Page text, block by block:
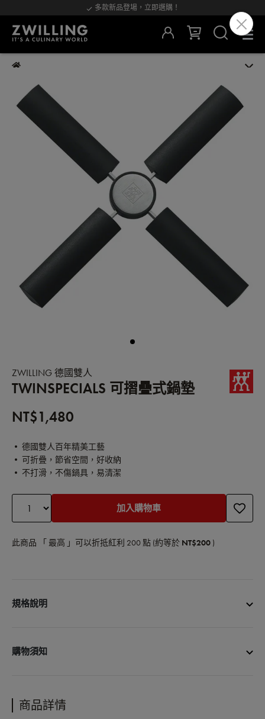
多款新品登場，立即選購！
ZWILLING 德國雙人
TWINSPECIALS 可摺疊式鍋墊
NT$1,480
• 德國雙人百年精美工藝
• 可折疊，節省空間，好收納
• 不打滑，不傷鍋具，易清潔
加入購物車
此商品 「 最高 」可以折抵紅利 200點 (約等於 NT$200 )
規格說明
商品尺寸：展開直徑 22cm、收納後長度10.5cm
購物須知
• 更多購物資訊，請參閱以下說明
購物說明
商品詳情